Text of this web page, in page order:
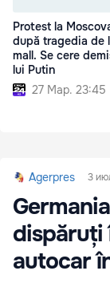
Protest la
după tragedia de
mall. Se cere
lui Putin
27 Мар. 23:45
Agerpres 3
dispăruți
autocar